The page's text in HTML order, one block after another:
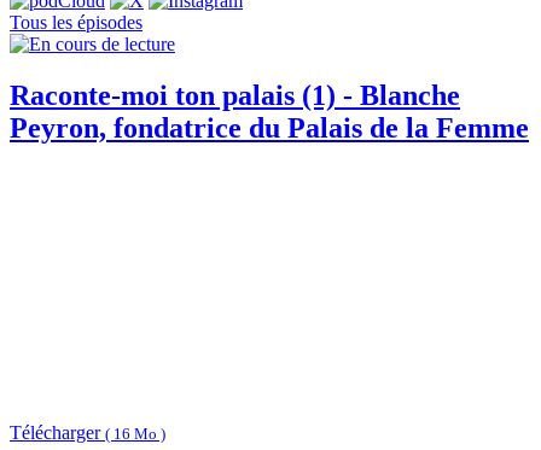
Tous les épisodes
Raconte-moi ton palais (1) - Blanche
Peyron, fondatrice du Palais de la Femme
Télécharger ( 16 Mo )